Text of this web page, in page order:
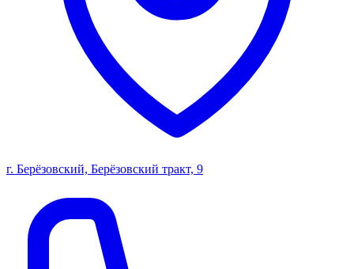
г. Берёзовский, Берёзовский тракт, 9